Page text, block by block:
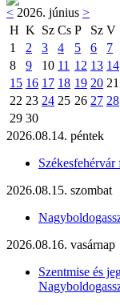
< 2026. június >
H K Sz Cs P Sz V
1
2 3 4 5 6
7
8
9 10 11 12 13 14
15 16 17 18 19 20 21
22 23 24 25 26 27 28
29 30
2026.08.14. péntek
2026.08.15. szombat
2026.08.16. vasárnap
Szentmise és